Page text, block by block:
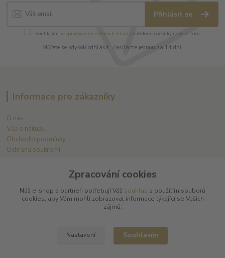
Přihlásit se
Souhlasím se zpracováním osobních údajůza účelem rozesílky newsletteru.
Můžete se kdykoli odhlásit. Zasíláme jednou za 14 dní.
Informace pro zákazníky
O nás
Vše o nákupu
Obchodní podmínky
Ochrana soukromí
Zastupujeme tyto výrobce
Zpracování cookies
Náš e-shop a partneři potřebují Váš souhlas s použitím souborů
cookies, aby Vám mohli zobrazovat informace týkající se Vašich
zájmů.
Nastavení Souhlasím